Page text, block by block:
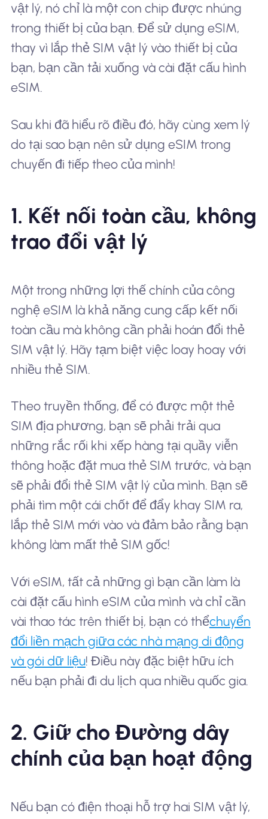
vật lý, nó chỉ là một con chip được nhúng
trong thiết bị của bạn. Để sử dụng eSIM,
thay vì lắp thẻ SIM vật lý vào thiết bị của
bạn, bạn cần tải xuống và cài đặt cấu hình
eSIM.
Sau khi đã hiểu rõ điều đó, hãy cùng xem lý
do tại sao bạn nên sử dụng eSIM trong
chuyến đi tiếp theo của mình!
1. Kết nối toàn cầu, không
trao đổi vật lý
Một trong những lợi thế chính của công
nghệ eSIM là khả năng cung cấp kết nối
toàn cầu mà không cần phải hoán đổi thẻ
SIM vật lý. Hãy tạm biệt việc loay hoay với
nhiều thẻ SIM.
Theo truyền thống, để có được một thẻ
SIM địa phương, bạn sẽ phải trải qua
những rắc rối khi xếp hàng tại quầy viễn
thông hoặc đặt mua thẻ SIM trước, và bạn
sẽ phải đổi thẻ SIM vật lý của mình. Bạn sẽ
phải tìm một cái chốt để đẩy khay SIM ra,
lắp thẻ SIM mới vào và đảm bảo rằng bạn
không làm mất thẻ SIM gốc!
Với eSIM, tất cả những gì bạn cần làm là
cài đặt cấu hình eSIM của mình và chỉ cần
vài thao tác trên thiết bị, bạn có thểchuyển
đổi liền mạch giữa các nhà mạng di động
và gói dữ liệu! Điều này đặc biệt hữu ích
nếu bạn phải đi du lịch qua nhiều quốc gia.
2. Giữ cho Đường dây
chính của bạn hoạt động
Nếu bạn có điện thoại hỗ trợ hai SIM vật lý,